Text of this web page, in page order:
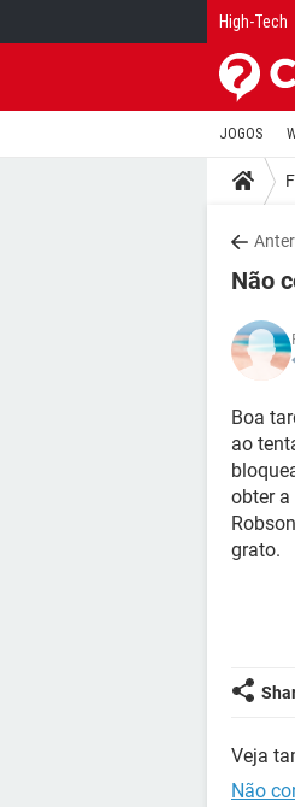
High-Tech
JOGOS
Não
Boa
ao
obter a
grato.
Veja
Não